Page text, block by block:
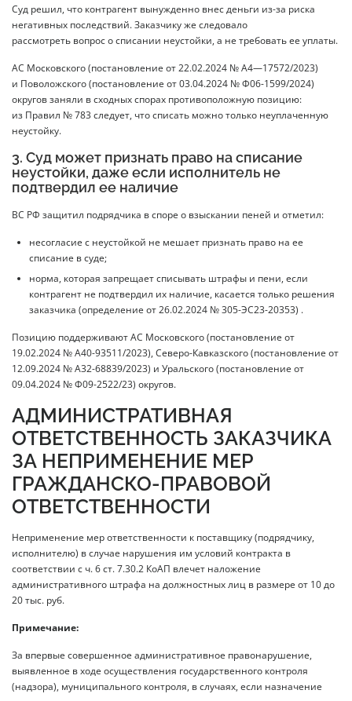
Суд решил, что контрагент вынужденно внес деньги из-за риска
негативных последствий. Заказчику же следовало
рассмотреть вопрос о списании неустойки, а не требовать ее уплаты.
АС Московского (постановление от 22.02.2024 № А4—17572/2023)
и Поволожского (постановление от 03.04.2024 № Ф06-1599/2024)
округов заняли в сходных спорах противоположную позицию:
из Правил № 783 следует, что списать можно только неуплаченную
неустойку.
3. Суд может признать право на списание
неустойки, даже если исполнитель не
подтвердил ее наличие
ВС РФ защитил подрядчика в споре о взыскании пеней и отметил:
несогласие с неустойкой не мешает признать право на ее
списание в суде;
норма, которая запрещает списывать штрафы и пени, если
контрагент не подтвердил их наличие, касается только решения
заказчика (определение от 26.02.2024 № 305-ЭС23-20353) .
Позицию поддерживают АС Московского (постановление от
19.02.2024 № А40-93511/2023), Северо-Кавказского (постановление от
12.09.2024 № А32-68839/2023) и Уральского (постановление от
09.04.2024 № Ф09-2522/23) округов.
АДМИНИСТРАТИВНАЯ
ОТВЕТСТВЕННОСТЬ ЗАКАЗЧИКА
ЗА НЕПРИМЕНЕНИЕ МЕР
ГРАЖДАНСКО-ПРАВОВОЙ
ОТВЕТСТВЕННОСТИ
Неприменение мер ответственности к поставщику (подрядчику,
исполнителю) в случае нарушения им условий контракта в
соответствии с ч. 6 ст. 7.30.2 КоАП влечет наложение
административного штрафа на должностных лиц в размере от 10 до
20 тыс. руб.
Примечание:
За впервые совершенное административное правонарушение,
выявленное в ходе осуществления государственного контроля
(надзора), муниципального контроля, в случаях, если назначение